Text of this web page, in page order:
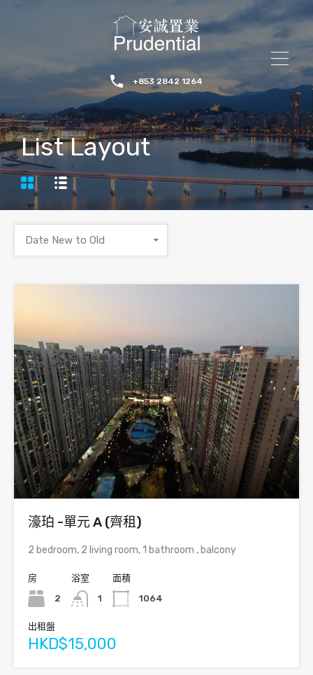
+853 2842 1264
List Layout
Date New to Old
濠珀 -單元 A (齊租)
2 bedroom, 2 living room, 1 bathroom , balcony
房
2
浴室
1
面積
1064
出租盤
HKD$15,000